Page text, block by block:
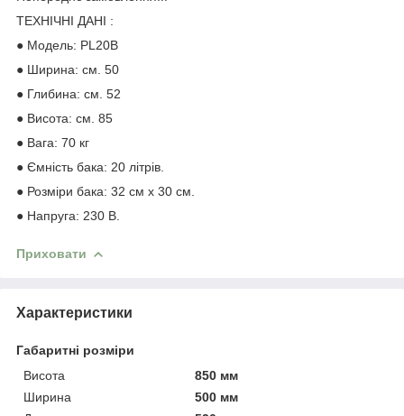
ТЕХНІЧНІ ДАНІ :
● Модель: PL20B
● Ширина: см. 50
● Глибина: см. 52
● Висота: см. 85
● Вага: 70 кг
● Ємність бака: 20 літрів.
● Розміри бака: 32 см x 30 см.
● Напруга: 230 В.
Приховати
Характеристики
Габаритні розміри
Висота
850 мм
Ширина
500 мм